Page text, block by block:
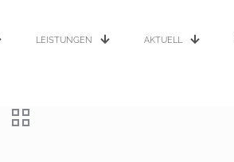
LEISTUNGEN AKTUELL